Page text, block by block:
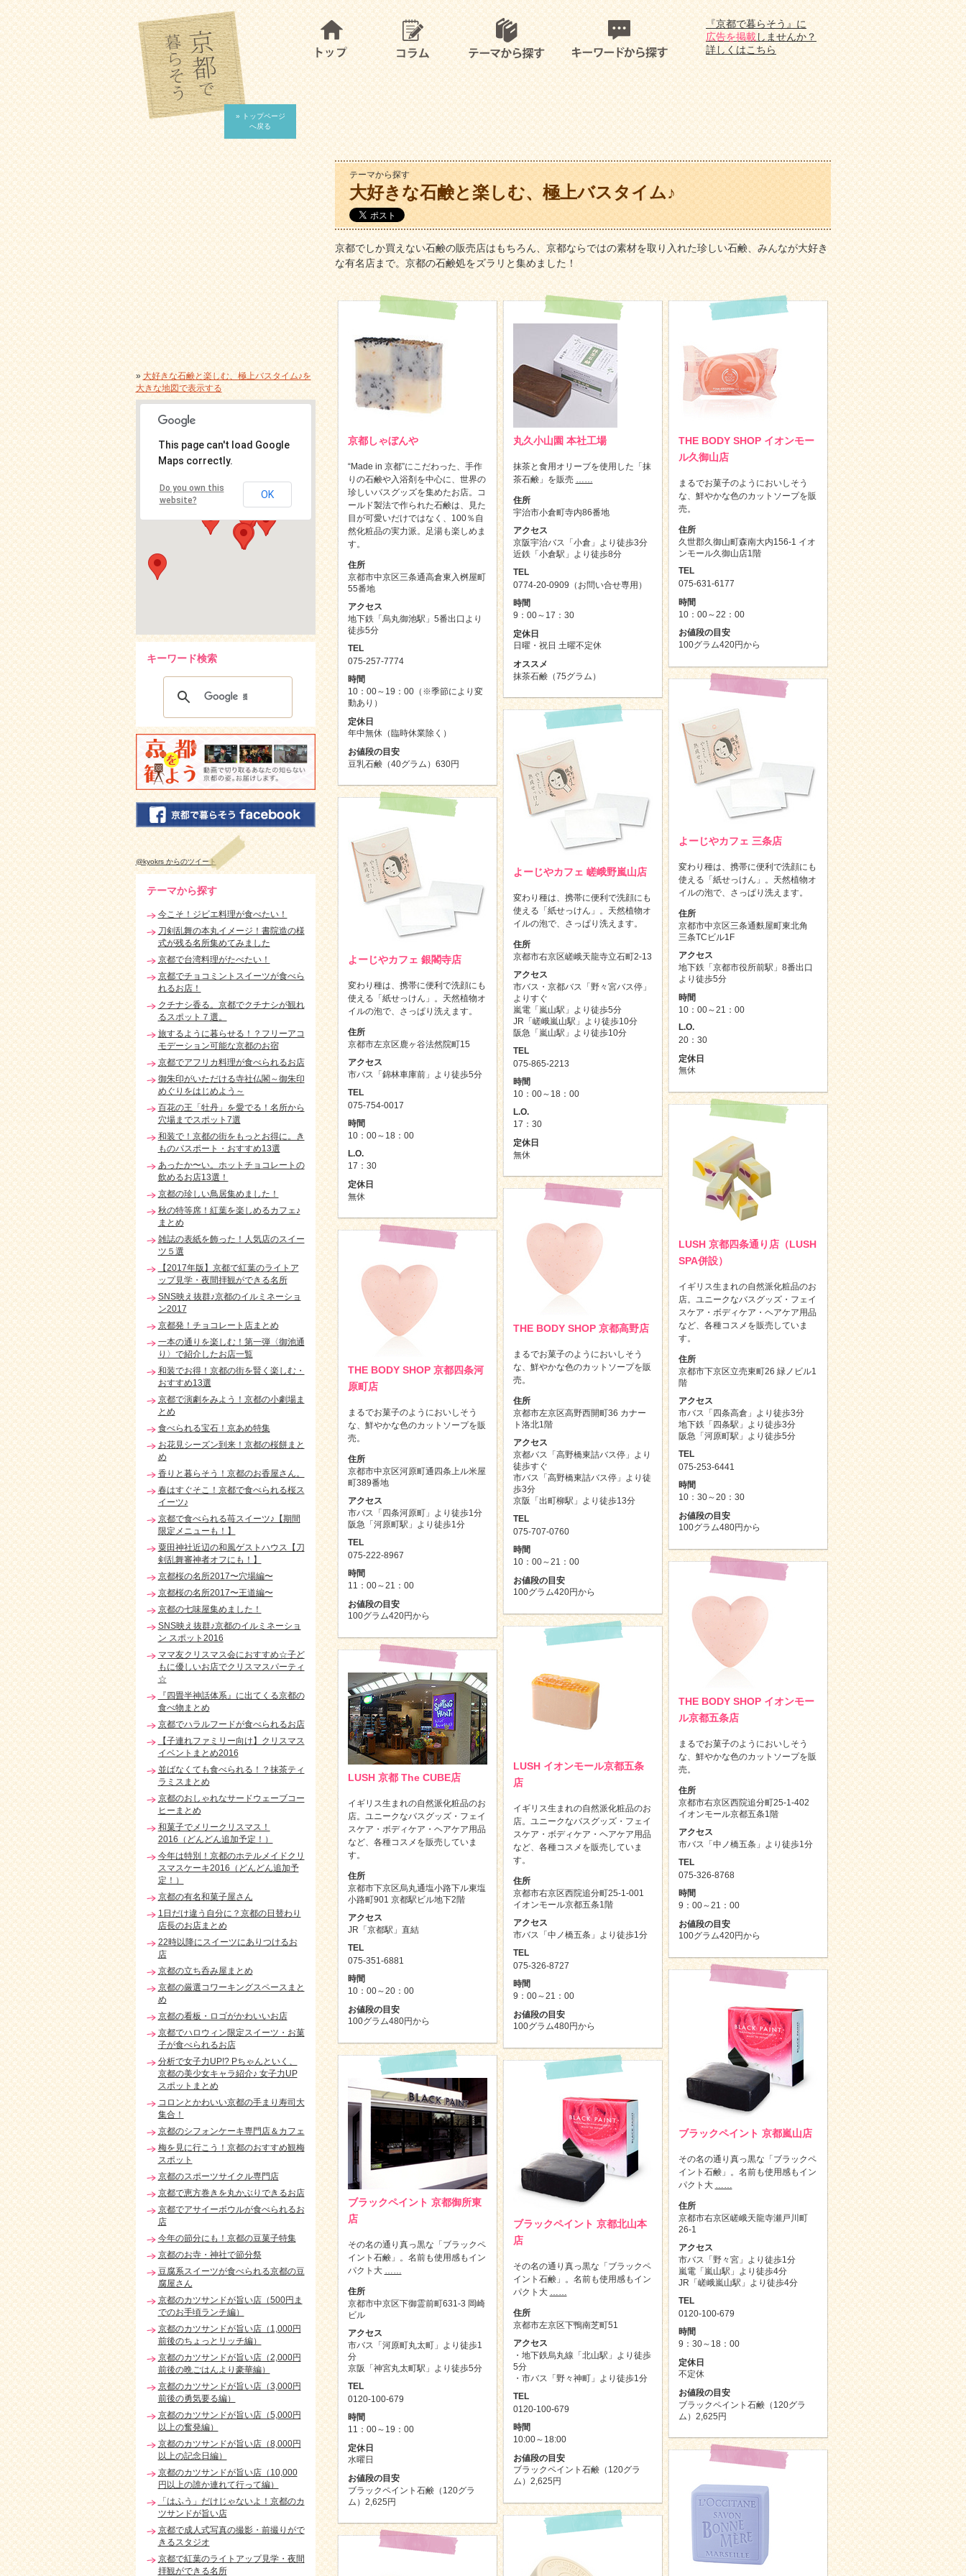
» トップページ
へ戻る
『京都で暮らそう』に
広告を掲載しませんか？
詳しくはこちら
テーマから探す
大好きな石鹸と楽しむ、極上バスタイム♪
京都でしか買えない石鹸の販売店はもちろん、京都ならではの素材を取り入れた珍しい石鹸、みんなが大好き
な有名店まで。京都の石鹸処をズラリと集めました！
京都しゃぼんや
“Made in 京都”にこだわった、手作
りの石鹸や入浴剤を中心に、世界の
珍しいバスグッズを集めたお店。コ
ールド製法で作られた石鹸は、見た
目が可愛いだけではなく、100％自
然化粧品の実力派。足湯も楽しめま
す。
住所
京都市中京区三条通高倉東入桝屋町
55番地
アクセス
地下鉄「烏丸御池駅」5番出口より
徒歩5分
TEL
075-257-7774
時間
10：00～19：00（※季節により変
動あり）
定休日
年中無休（臨時休業除く）
お値段の目安
豆乳石鹸（40グラム）630円
丸久小山園 本社工場
抹茶と食用オリーブを使用した「抹
茶石鹸」を販売 ……
住所
宇治市小倉町寺内86番地
アクセス
京阪宇治バス「小倉」より徒歩3分
近鉄「小倉駅」より徒歩8分
TEL
0774-20-0909（お問い合せ専用）
時間
9：00～17：30
定休日
日曜・祝日 土曜不定休
オススメ
抹茶石鹸（75グラム）
THE BODY SHOP イオンモー
ル久御山店
まるでお菓子のようにおいしそう
な、鮮やかな色のカットソープを販
売。
住所
久世郡久御山町森南大内156-1 イオ
ンモール久御山店1階
TEL
075-631-6177
時間
10：00～22：00
お値段の目安
100グラム420円から
よーじやカフェ 三条店
変わり種は、携帯に便利で洗顔にも
使える「紙せっけん」。天然植物オ
イルの泡で、さっぱり洗えます。
住所
京都市中京区三条通麩屋町東北角
三条TCビル1F
アクセス
地下鉄「京都市役所前駅」8番出口
より徒歩5分
時間
10：00～21：00
L.O.
20：30
定休日
無休
よーじやカフェ 嵯峨野嵐山店
変わり種は、携帯に便利で洗顔にも
使える「紙せっけん」。天然植物オ
イルの泡で、さっぱり洗えます。
住所
京都市右京区嵯峨天龍寺立石町2-13
アクセス
市バス・京都バス「野々宮バス停」
よりすぐ
嵐電「嵐山駅」より徒歩5分
JR「嵯峨嵐山駅」より徒歩10分
阪急「嵐山駅」より徒歩10分
TEL
075-865-2213
時間
10：00～18：00
L.O.
17：30
定休日
無休
よーじやカフェ 銀閣寺店
変わり種は、携帯に便利で洗顔にも
使える「紙せっけん」。天然植物オ
イルの泡で、さっぱり洗えます。
住所
京都市左京区鹿ヶ谷法然院町15
アクセス
市バス「錦林車庫前」より徒歩5分
TEL
075-754-0017
時間
10：00～18：00
L.O.
17：30
定休日
無休
LUSH 京都四条通り店（LUSH
SPA併設）
イギリス生まれの自然派化粧品のお
店。ユニークなバスグッズ・フェイ
スケア・ボディケア・ヘアケア用品
など、各種コスメを販売していま
す。
住所
京都市下京区立売東町26 緑ノビル1
階
アクセス
市バス「四条高倉」より徒歩3分
地下鉄「四条駅」より徒歩3分
阪急「河原町駅」より徒歩5分
TEL
075-253-6441
時間
10：30～20：30
お値段の目安
100グラム480円から
THE BODY SHOP 京都高野店
まるでお菓子のようにおいしそう
な、鮮やかな色のカットソープを販
売。
住所
京都市左京区高野西開町36 カナー
ト洛北1階
アクセス
京都バス「高野橋東詰バス停」より
徒歩すぐ
市バス「高野橋東詰バス停」より徒
歩3分
京阪「出町柳駅」より徒歩13分
TEL
075-707-0760
時間
10：00～21：00
お値段の目安
100グラム420円から
THE BODY SHOP 京都四条河
原町店
まるでお菓子のようにおいしそう
な、鮮やかな色のカットソープを販
売。
住所
京都市中京区河原町通四条上ル米屋
町389番地
アクセス
市バス「四条河原町」より徒歩1分
阪急「河原町駅」より徒歩1分
TEL
075-222-8967
時間
11：00～21：00
お値段の目安
100グラム420円から
THE BODY SHOP イオンモー
ル京都五条店
まるでお菓子のようにおいしそう
な、鮮やかな色のカットソープを販
売。
住所
京都市右京区西院追分町25-1-402
イオンモール京都五条1階
アクセス
市バス「中ノ橋五条」より徒歩1分
TEL
075-326-8768
時間
9：00～21：00
お値段の目安
100グラム420円から
LUSH イオンモール京都五条
店
イギリス生まれの自然派化粧品のお
店。ユニークなバスグッズ・フェイ
スケア・ボディケア・ヘアケア用品
など、各種コスメを販売していま
す。
住所
京都市右京区西院追分町25-1-001
イオンモール京都五条1階
アクセス
市バス「中ノ橋五条」より徒歩1分
TEL
075-326-8727
時間
9：00～21：00
お値段の目安
100グラム480円から
LUSH 京都 The CUBE店
イギリス生まれの自然派化粧品のお
店。ユニークなバスグッズ・フェイ
スケア・ボディケア・ヘアケア用品
など、各種コスメを販売していま
す。
住所
京都市下京区烏丸通塩小路下ル東塩
小路町901 京都駅ビル地下2階
アクセス
JR「京都駅」直結
TEL
075-351-6881
時間
10：00～20：00
お値段の目安
100グラム480円から
ブラックペイント 京都嵐山店
その名の通り真っ黒な「ブラックペ
イント石鹸」。名前も使用感もイン
パクト大 ……
住所
京都市右京区嵯峨天龍寺瀬戸川町
26-1
アクセス
市バス「野々宮」より徒歩1分
嵐電「嵐山駅」より徒歩4分
JR「嵯峨嵐山駅」より徒歩4分
TEL
0120-100-679
時間
9：30～18：00
定休日
不定休
お値段の目安
ブラックペイント石鹸（120グラ
ム）2,625円
ブラックペイント 京都御所東
店
その名の通り真っ黒な「ブラックペ
イント石鹸」。名前も使用感もイン
パクト大 ……
住所
京都市中京区下御霊前町631-3 岡崎
ビル
アクセス
市バス「河原町丸太町」より徒歩1
分
京阪「神宮丸太町駅」より徒歩5分
TEL
0120-100-679
時間
11：00～19：00
定休日
水曜日
お値段の目安
ブラックペイント石鹸（120グラ
ム）2,625円
ブラックペイント 京都北山本
店
その名の通り真っ黒な「ブラックペ
イント石鹸」。名前も使用感もイン
パクト大 ……
住所
京都市左京区下鴨南芝町51
アクセス
・地下鉄烏丸線「北山駅」より徒歩
5分
・市バス「野々神町」より徒歩1分
TEL
0120-100-679
時間
10:00～18:00
お値段の目安
ブラックペイント石鹸（120グラ
ム）2,625円
»大好きな石鹸と楽しむ、極上バスタイム♪を
大きな地図で表示する
This page can't load Google
Maps correctly.
Do you own this
website?
OK
キーワード検索
@kyokrs からのツイート
テーマから探す
今こそ！ジビエ料理が食べたい！
刀剣乱舞の本丸イメージ！書院造の様
式が残る名所集めてみました
京都で台湾料理がたべたい！
京都でチョコミントスイーツが食べら
れるお店！
クチナシ香る。京都でクチナシが観れ
るスポット７選。
旅するように暮らせる！？フリーアコ
モデーション可能な京都のお宿
京都でアフリカ料理が食べられるお店
御朱印がいただける寺社仏閣～御朱印
めぐりをはじめよう～
百花の王「牡丹」を愛でる！名所から
穴場までスポット7選
和装で！京都の街をもっとお得に。き
ものパスポート・おすすめ13選
あったか〜い。ホットチョコレートの
飲めるお店13選！
京都の珍しい鳥居集めました！
秋の特等席！紅葉を楽しめるカフェ♪
まとめ
雑誌の表紙を飾った！人気店のスイー
ツ５選
【2017年版】京都で紅葉のライトア
ップ見学・夜間拝観ができる名所
SNS映え抜群♪京都のイルミネーショ
ン2017
京都発！チョコレート店まとめ
一本の通りを楽しむ！第一弾〈御池通
り〉で紹介したお店一覧
和装でお得！京都の街を賢く楽しむ・
おすすめ13選
京都で演劇をみよう！京都の小劇場ま
とめ
食べられる宝石！京あめ特集
お花見シーズン到来！京都の桜餅まと
め
香りと暮らそう！京都のお香屋さん。
春はすぐそこ！京都で食べられる桜ス
イーツ♪
京都で食べられる苺スイーツ♪【期間
限定メニューも！】
粟田神社近辺の和風ゲストハウス【刀
剣乱舞審神者オフにも！】
京都桜の名所2017〜穴場編〜
京都桜の名所2017〜王道編〜
京都の七味屋集めました！
SNS映え抜群♪京都のイルミネーショ
ン スポット2016
ママ友クリスマス会におすすめ☆子ど
もに優しいお店でクリスマスパーティ
☆
『四畳半神話体系』に出てくる京都の
食べ物まとめ
京都でハラルフードが食べられるお店
【子連れファミリー向け】クリスマス
イベントまとめ2016
並ばなくても食べられる！？抹茶ティ
ラミスまとめ
京都のおしゃれなサードウェーブコー
ヒーまとめ
和菓子でメリークリスマス！
2016（どんどん追加予定！）
今年は特別！京都のホテルメイドクリ
スマスケーキ2016（どんどん追加予
定！）
京都の有名和菓子屋さん
1日だけ違う自分に？京都の日替わり
店長のお店まとめ
22時以降にスイーツにありつけるお
店
京都の立ち呑み屋まとめ
京都の厳選コワーキングスペースまと
め
京都の看板・ロゴがかわいいお店
京都でハロウィン限定スイーツ・お菓
子が食べられるお店
分析で女子力UP!? Pちゃんといく、
京都の美少女キャラ紹介♪ 女子力UP
スポットまとめ
コロンとかわいい京都の手まり寿司大
集合！
京都のシフォンケーキ専門店＆カフェ
梅を見に行こう！京都のおすすめ観梅
スポット
京都のスポーツサイクル専門店
京都で恵方巻きを丸かぶりできるお店
京都でアサイーボウルが食べられるお
店
今年の節分にも！京都の豆菓子特集
京都のお寺・神社で節分祭
豆腐系スイーツが食べられる京都の豆
腐屋さん
京都のカツサンドが旨い店（500円ま
でのお手頃ランチ編）
京都のカツサンドが旨い店（1,000円
前後のちょっとリッチ編）
京都のカツサンドが旨い店（2,000円
前後の晩ごはんより豪華編）
京都のカツサンドが旨い店（3,000円
前後の勇気要る編）
京都のカツサンドが旨い店（5,000円
以上の奮発編）
京都のカツサンドが旨い店（8,000円
以上の記念日編）
京都のカツサンドが旨い店（10,000
円以上の誰か連れて行って編）
「はふう」だけじゃないよ！京都のカ
ツサンドが旨い店
京都で成人式写真の撮影・前撮りがで
きるスタジオ
京都で紅葉のライトアップ見学・夜間
拝観ができる名所